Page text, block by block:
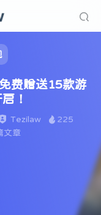
费赠送15款游
！
Tezilaw
225
文章